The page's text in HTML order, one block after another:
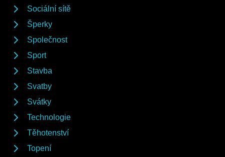
Sociální sítě
Šperky
Společnost
Sport
Stavba
Svatby
Svátky
Technologie
Těhotenství
Topení